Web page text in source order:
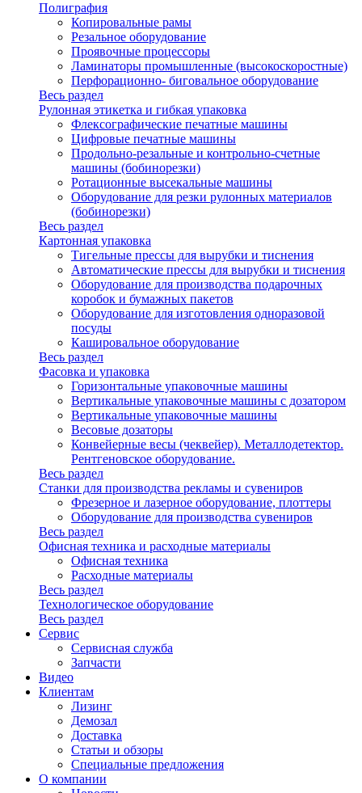
Полиграфия
Копировальные рамы
Резальное оборудование
Проявочные процессоры
Ламинаторы промышленные (высокоскоростные)
Перфорационно- биговальное оборудование
Весь раздел
Рулонная этикетка и гибкая упаковка
Флексографические печатные машины
Цифровые печатные машины
Продольно-резальные и контрольно-счетные
машины (бобинорезки)
Ротационные высекальные машины
Оборудование для резки рулонных материалов
(бобинорезки)
Весь раздел
Картонная упаковка
Тигельные прессы для вырубки и тиснения
Автоматические прессы для вырубки и тиснения
Оборудование для производства подарочных
коробок и бумажных пакетов
Оборудование для изготовления одноразовой
посуды
Кашировальное оборудование
Весь раздел
Фасовка и упаковка
Горизонтальные упаковочные машины
Вертикальные упаковочные машины с дозатором
Вертикальные упаковочные машины
Весовые дозаторы
Конвейерные весы (чеквейер). Металлодетектор.
Рентгеновское оборудование.
Весь раздел
Станки для производства рекламы и сувениров
Фрезерное и лазерное оборудование, плоттеры
Оборудование для производства сувениров
Весь раздел
Офисная техника и расходные материалы
Офисная техника
Расходные материалы
Весь раздел
Технологическое оборудование
Весь раздел
Сервис
Сервисная служба
Запчасти
Видео
Клиентам
Лизинг
Демозал
Доставка
Статьи и обзоры
Специальные предложения
О компании